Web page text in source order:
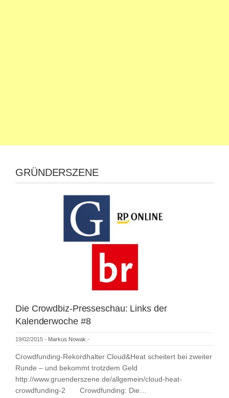
GRÜNDERSZENE
Die Crowdbiz-Presseschau: Links der
Kalenderwoche #8
19/02/2015 - Markus Nowak -
Crowdfunding-Rekordhalter Cloud&Heat scheitert bei zweiter
Runde – und bekommt trotzdem Geld
http://www.gruenderszene.de/allgemein/cloud-heat-
crowdfunding-2 Crowdfunding: Die…